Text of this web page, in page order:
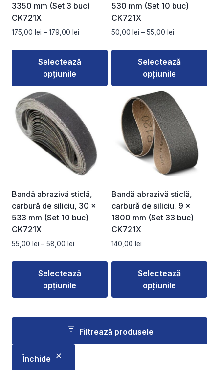
3350 mm (Set 3 buc)
CK721X
175,00 lei – 179,00 lei
prețuri:
175,00 lei
Selectează
opțiunile
Acest
produs
are
mai
multe
fi
alese
în
pagina
530 mm (Set 10 buc)
CK721X
50,00 lei – 55,00 lei
prețuri:
50,00 lei
până
Selectează
opțiunile
produs
are
mai
multe
variații.
fi
alese
în
pagina
Bandă abrazivă sticlă,
carbură de siliciu, 30 x
533 mm (Set 10 buc)
CK721X
55,00 lei – 58,00 lei
prețuri:
55,00 lei
până
Selectează
opțiunile
produs
multe
variații.
Bandă abrazivă sticlă,
carbură de siliciu, 9 x
1800 mm (Set 33 buc)
CK721X
140,00 lei
Selectează
opțiunile
produs
are
mai
Filtrează produsele
Închide